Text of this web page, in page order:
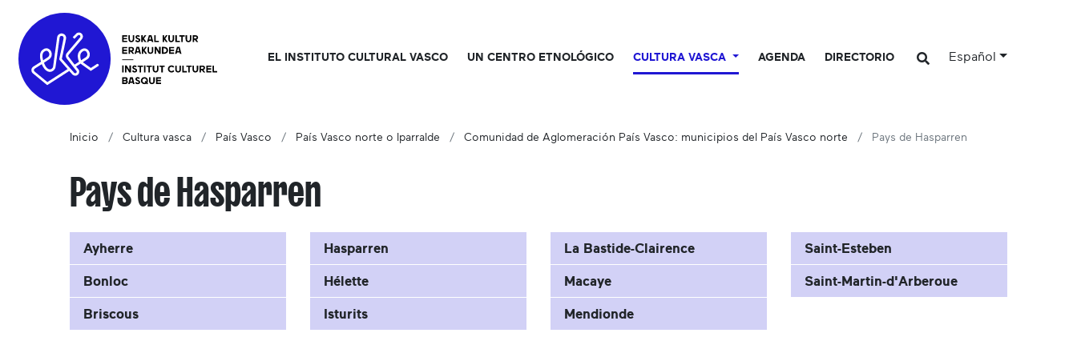
EL INSTITUTO CULTURAL VASCO UN CENTRO ETNOLÓGICO CULTURA VASCA AGENDA DIRECTORIO Español
Inicio Cultura vasca País Vasco País Vasco norte o Iparralde Comunidad de Aglomeración País Vasco: municipios del País Vasco norte Pays de Hasparren
Pays de Hasparren
Ayherre
Bonloc
Briscous
Hasparren
Hélette
Isturits
La Bastide-Clairence
Macaye
Mendionde
Saint-Esteben
Saint-Martin-d'Arberoue